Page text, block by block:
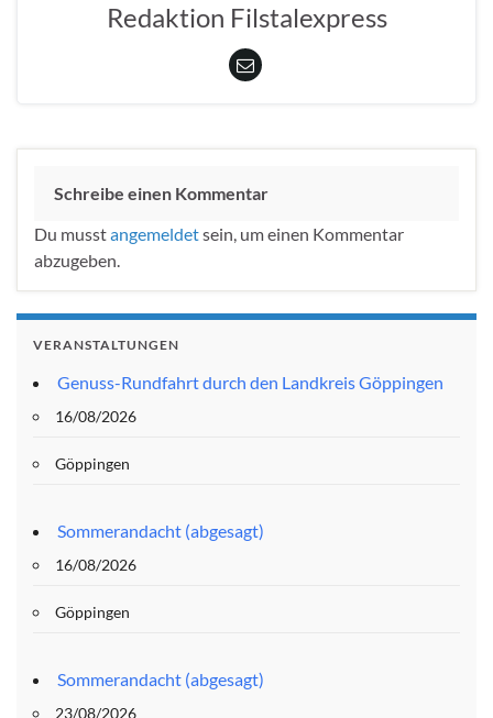
Redaktion Filstalexpress
Schreibe einen Kommentar
Du musstangemeldetsein, um einen Kommentar
abzugeben.
VERANSTALTUNGEN
Genuss-Rundfahrt durch den Landkreis Göppingen
16/08/2026
Göppingen
Sommerandacht (abgesagt)
16/08/2026
Göppingen
Sommerandacht (abgesagt)
23/08/2026